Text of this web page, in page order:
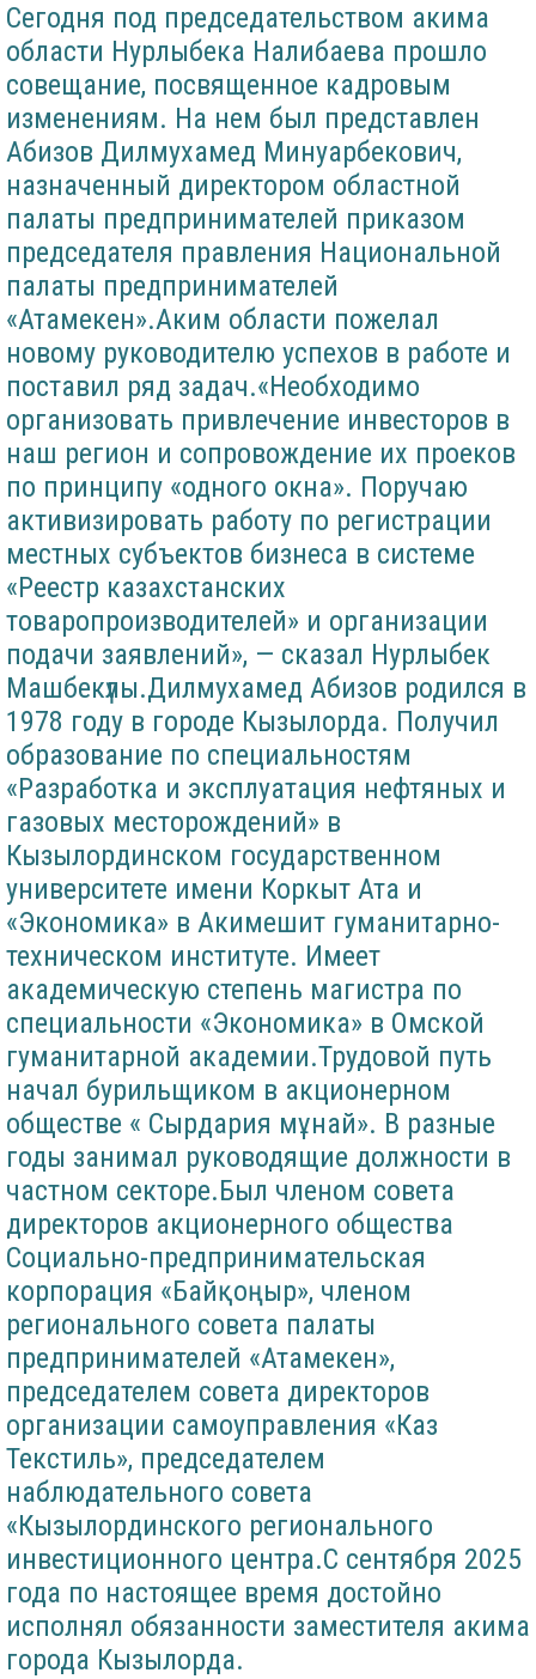
Сегодня под председательством акима
области Нурлыбека Налибаева прошло
совещание, посвященное кадровым
изменениям. На нем был представлен
Абизов Дилмухамед Минуарбекович,
назначенный директором областной
палаты предпринимателей приказом
председателя правления Национальной
палаты предпринимателей
«Атамекен».Аким области пожелал
новому руководителю успехов в работе и
поставил ряд задач.«Необходимо
организовать привлечение инвесторов в
наш регион и сопровождение их проеков
по принципу «одного окна». Поручаю
активизировать работу по регистрации
местных субъектов бизнеса в системе
«Реестр казахстанских
товаропроизводителей» и организации
подачи заявлений», — сказал Нурлыбек
Машбекүлы.Дилмухамед Абизов родился в
1978 году в городе Кызылорда. Получил
образование по специальностям
«Разработка и эксплуатация нефтяных и
газовых месторождений» в
Кызылординском государственном
университете имени Коркыт Ата и
«Экономика» в Акимешит гуманитарно-
техническом институте. Имеет
академическую степень магистра по
специальности «Экономика» в Омской
гуманитарной академии.Трудовой путь
начал бурильщиком в акционерном
обществе « Сырдария мұнай». В разные
годы занимал руководящие должности в
частном секторе.Был членом совета
директоров акционерного общества
Социально-предпринимательская
корпорация «Байқоңыр», членом
регионального совета палаты
предпринимателей «Атамекен»,
председателем совета директоров
организации самоуправления «Каз
Текстиль», председателем
наблюдательного совета
«Кызылординского регионального
инвестиционного центра.С сентября 2025
года по настоящее время достойно
исполнял обязанности заместителя акима
города Кызылорда.